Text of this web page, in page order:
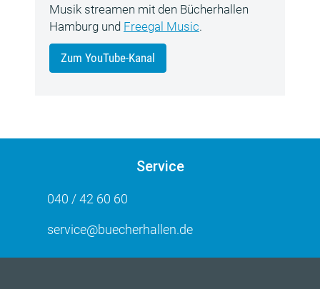
Musik streamen mit den Bücherhallen
Hamburg und Freegal Music.
Zum YouTube-Kanal
Service
040 / 42 60 60
service@buecherhallen.de